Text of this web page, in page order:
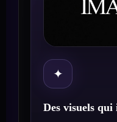
✦
Des visuels qui